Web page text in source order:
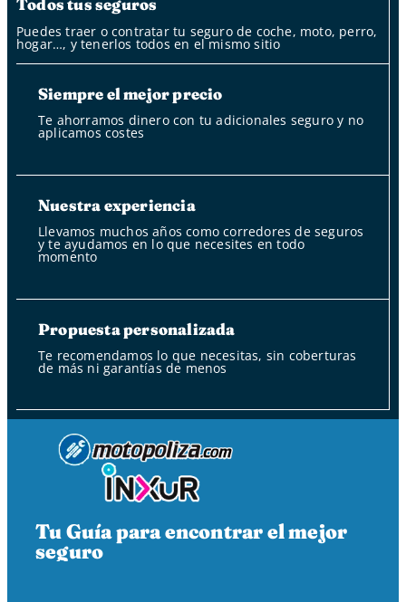
Todos tus seguros
Puedes traer o contratar tu seguro de coche, moto, perro,
hogar…, y tenerlos todos en el mismo sitio
Siempre el mejor precio
Te ahorramos dinero con tu adicionales seguro y no
aplicamos costes
Nuestra experiencia
Llevamos muchos años como corredores de seguros
y te ayudamos en lo que necesites en todo
momento
Propuesta personalizada
Te recomendamos lo que necesitas, sin coberturas
de más ni garantías de menos
Tu Guía para encontrar el mejor
seguro